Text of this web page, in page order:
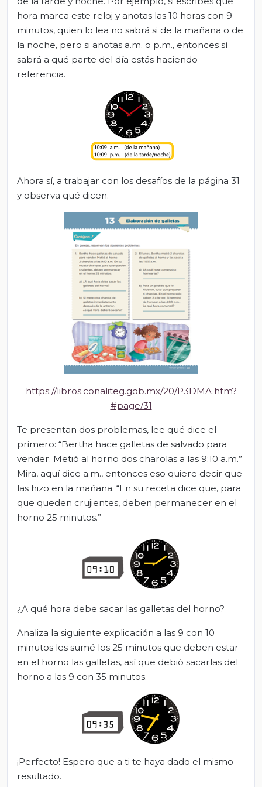
hora marca este reloj y anotas las 10 horas con 9
minutos, quien lo lea no sabrá si de la mañana o de
la noche, pero si anotas a.m. o p.m., entonces sí
sabrá a qué parte del día estás haciendo
referencia.
Ahora sí, a trabajar con los desafíos de la página 31
y observa qué dicen.
https://libros.conaliteg.gob.mx/20/P3DMA.htm?
#page/31
Te presentan dos problemas, lee qué dice el
primero: “Bertha hace galletas de salvado para
vender. Metió al horno dos charolas a las 9:10 a.m.”
Mira, aquí dice a.m., entonces eso quiere decir que
las hizo en la mañana. “En su receta dice que, para
que queden crujientes, deben permanecer en el
horno 25 minutos.”
¿A qué hora debe sacar las galletas del horno?
Analiza la siguiente explicación a las 9 con 10
minutos les sumé los 25 minutos que deben estar
en el horno las galletas, así que debió sacarlas del
horno a las 9 con 35 minutos.
¡Perfecto! Espero que a ti te haya dado el mismo
resultado.